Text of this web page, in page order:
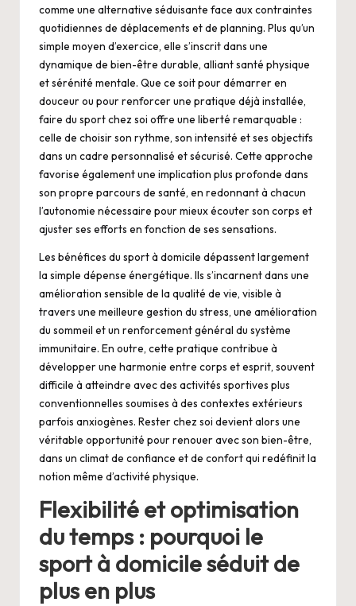
comme une alternative séduisante face aux contraintes
quotidiennes de déplacements et de planning. Plus qu’un
simple moyen d’exercice, elle s’inscrit dans une
dynamique de bien-être durable, alliant santé physique
et sérénité mentale. Que ce soit pour démarrer en
douceur ou pour renforcer une pratique déjà installée,
faire du sport chez soi offre une liberté remarquable :
celle de choisir son rythme, son intensité et ses objectifs
dans un cadre personnalisé et sécurisé. Cette approche
favorise également une implication plus profonde dans
son propre parcours de santé, en redonnant à chacun
l’autonomie nécessaire pour mieux écouter son corps et
ajuster ses efforts en fonction de ses sensations.
Les bénéfices du sport à domicile dépassent largement
la simple dépense énergétique. Ils s’incarnent dans une
amélioration sensible de la qualité de vie, visible à
travers une meilleure gestion du stress, une amélioration
du sommeil et un renforcement général du système
immunitaire. En outre, cette pratique contribue à
développer une harmonie entre corps et esprit, souvent
difficile à atteindre avec des activités sportives plus
conventionnelles soumises à des contextes extérieurs
parfois anxiogènes. Rester chez soi devient alors une
véritable opportunité pour renouer avec son bien-être,
dans un climat de confiance et de confort qui redéfinit la
notion même d’activité physique.
Flexibilité et optimisation
du temps : pourquoi le
sport à domicile séduit de
plus en plus